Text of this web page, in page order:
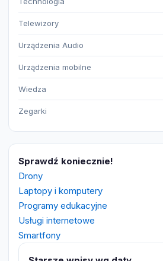
Telewizory
Urządzenia Audio
Urządzenia mobilne
Wiedza
Zegarki
Sprawdź koniecznie!
Drony
Laptopy i komputery
Programy edukacyjne
Usługi internetowe
Smartfony